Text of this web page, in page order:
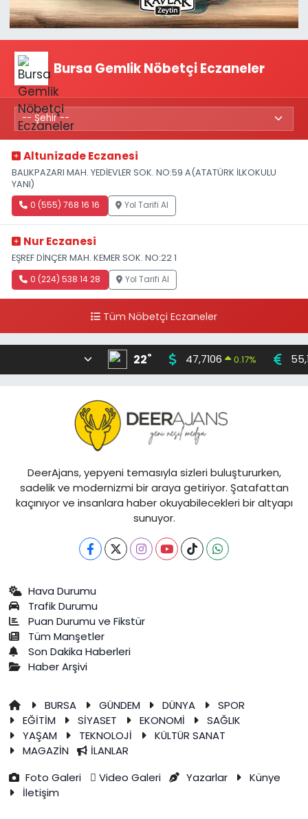
Bursa Gemlik Nöbetçi Eczaneler
Altunizade Eczanesi
BALIKPAZARI MAH. YEDİEVLER SOK. NO:59 A(ATATÜRK İLKOKULU
YANI)
0 (555) 768 16 16 Yol Tarifi Al
Nur Eczanesi
EŞREF DİNÇER MAH. KEMER SOK. NO:22 1
0 (224) 538 14 28 Yol Tarifi Al
Tüm Nöbetçi Eczaneler
22° 47,7106 0.17%
DeerAjans, yepyeni temasıyla sizleri buluştururken,
sadelik ve modernizmi bir araya getiriyor. Şatafattan
kaçınıyor ve insanlara haber okuyabilecekleri bir altyapı
sunuyor.
Hava Durumu
Trafik Durumu
Puan Durumu ve Fikstür
Tüm Manşetler
Son Dakika Haberleri
Haber Arşivi
BURSA GÜNDEM DÜNYA
SPOR
EĞİTİM
SİYASET EKONOMİ
SAĞLIK
YAŞAM
TEKNOLOJİ
KÜLTÜR SANAT
MAGAZİN
İLANLAR
Foto Galeri
Video Galeri Yazarlar
Künye
İletişim